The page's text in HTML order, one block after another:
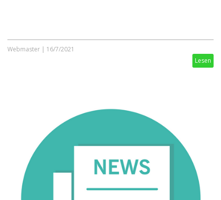
Webmaster | 16/7/2021
Lesen